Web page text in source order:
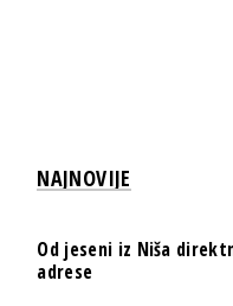
NAJNOVIJE
Od jeseni iz Niša
adrese